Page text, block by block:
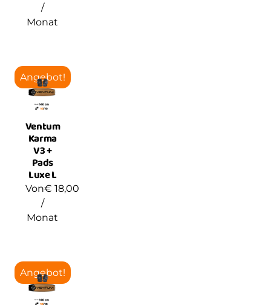
/
Monat
Angebot!
Ventum
Karma
V3 +
Pads
Luxe L
Von€ 18,00
/
Monat
Angebot!